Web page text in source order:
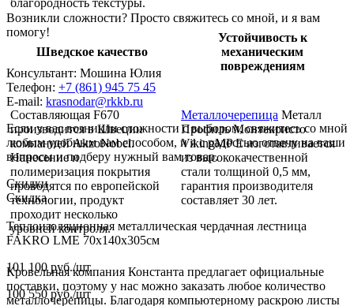
благородность текстуры.
Шведское качество
Устойчивость к
механическим
повреждениям
Составляющая F670
производится в Швеции
компанией AkzoNobel.
Нанесение и
полимеризация покрытия
проводятся по европейской
технологии, продукт
проходит несколько
уровней контроля.
Металлочерепица Металл
Профиль Монтекристо
VikingMP E изготавливается
из высококачественной
стали толщиной 0,5 мм,
гарантия производителя
составляет 30 лет.
Кровельная компания Константа предлагает официальные
поставки, поэтому у нас можно заказать любое количество
металлочерепицы. Благодаря компьютерному раскрою листы
Возникли сложности? Просто свяжитесь со мной, и я вам
помогу!
Консультант: Мошина Юлия
Телефон: +7 (861) 945 75 45
E-mail: krasnodar@rkkb.ru
Если у вас возникли сложности с выбором, свяжитесь со мной
любым удобным вам способом, и я с радостью отвечу на ваши
вопросы и подберу нужный вам товар.
Скидки
Скидка
Теплоизоляционная металлическая чердачная лестница
FAKRO LME 70х140х305см
101 100руб./шт
100 550руб./шт